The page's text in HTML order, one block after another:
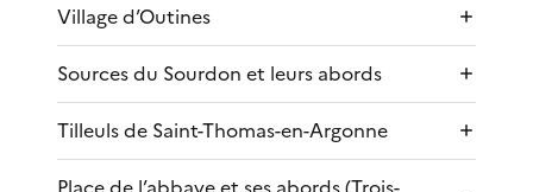
Village d’Outines
Sources du Sourdon et leurs abords
Tilleuls de Saint-Thomas-en-Argonne